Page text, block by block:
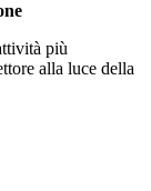
più
alla luce della